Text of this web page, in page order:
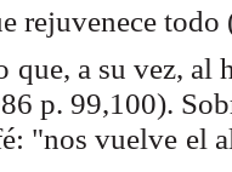
rejuvenece todo (
que, a su vez, al
p. 99,100).
"nos vuelve el